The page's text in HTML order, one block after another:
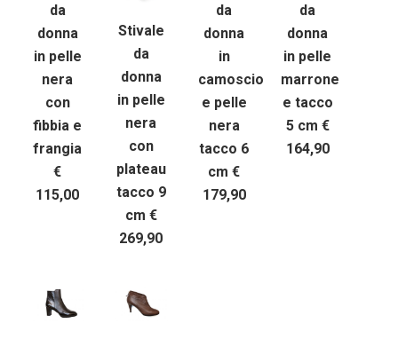
da
donna
in pelle
nera
con
fibbia e
frangia
€
115,00
Stivale
da
donna
in pelle
nera
con
plateau
tacco 9
cm €
269,90
da
donna
in
camoscio
e pelle
nera
tacco 6
cm €
179,90
da
donna
in pelle
marrone
e tacco
5 cm €
164,90